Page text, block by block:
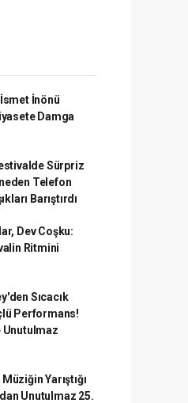
İnönü
Damga
Sürpriz
Telefon
Barıştırdı
Dev Coşku:
Ritmini
Sıcacık
Performans!
Unutulmaz
Yarıştığı
Unutulmaz 25.